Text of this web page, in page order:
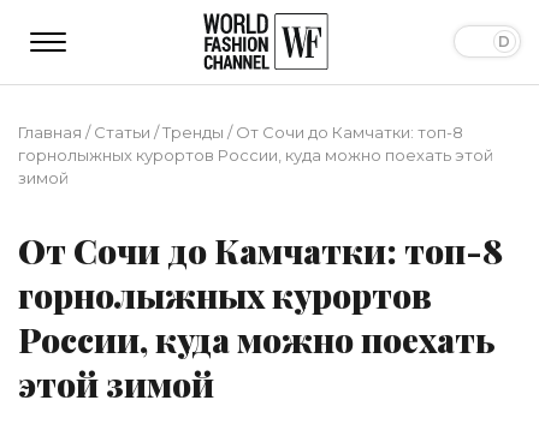
Главная /Статьи /Тренды /От Сочи до Камчатки: топ-8
горнолыжных курортов России, куда можно поехать этой
зимой
От Сочи до Камчатки: топ-8
горнолыжных курортов
России, куда можно поехать
этой зимой